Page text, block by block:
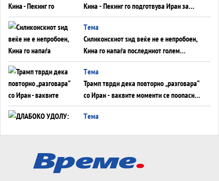
Кина - Пекинг го подготвува Иран за
американска копнена инвазија
Tема
Силиконскиот ѕид веќе не е непробоен,
Кина го напаѓа последниот голем
монопол на Западот?
Tема
Трамп тврди дека повторно „разговара“
со Иран - ваквите моменти се поопасни
од отворените закани
Tема
Tема
АТОМСКО ДОМИНО НА БЛИСКИОТ